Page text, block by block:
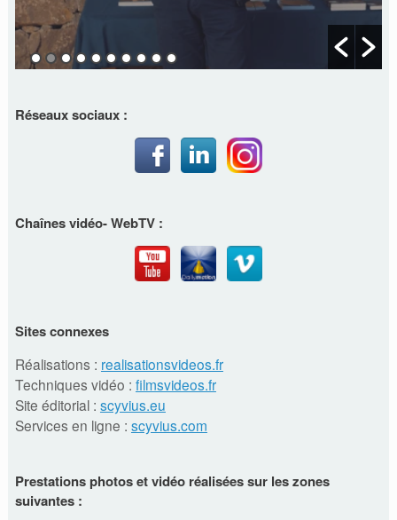
Réseaux sociaux :
Chaînes vidéo- WebTV :
Sites connexes
Réalisations : realisationsvideos.fr
Techniques vidéo : filmsvideos.fr
Site éditorial : scyvius.eu
Services en ligne : scyvius.com
Prestations photos et vidéo réalisées sur les zones
suivantes :